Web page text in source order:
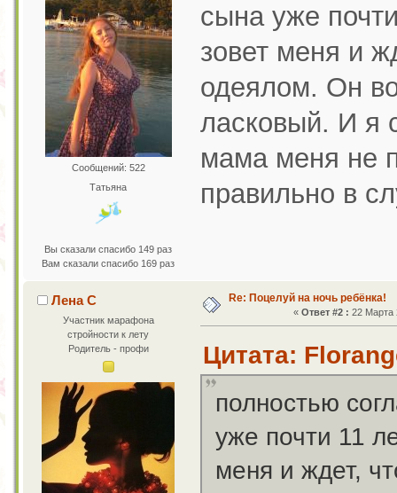
Сообщений: 522
Татьяна
Вы сказали спасибо 149 раз
Вам сказали спасибо 169 раз
сына уже
зовет меня и
одеялом. Он
ласковый. И я
мама меня не
правильно в
Лена С
Участник марафона
стройности к лету
Родитель - профи
Re: Поцелуй на ночь ребёнка!
« Ответ #2 : 22 Марта
Цитата:
полностью
уже почти 11
меня и ждет,